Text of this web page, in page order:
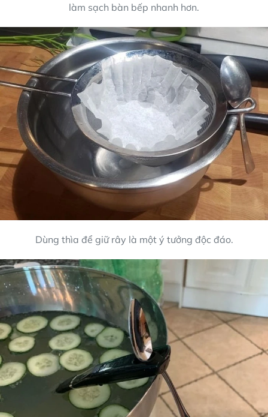
làm sạch bàn bếp nhanh hơn.
Dùng thìa để giữ rây là một ý tưởng độc đáo.